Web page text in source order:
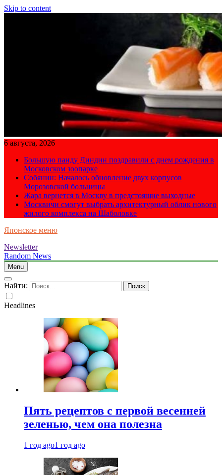
Skip to content
6 августа, 2026
Большую панду Диндин поздравили с днем рождения в
Московском зоопарке
Собянин: Началось обновление двух корпусов
Морозовской больницы
Жара вернется в Москву в предстоящие выходные
Москвичи смогут выбрать архитектурный облик нового
жилого комплекса на Шаболовке
Японское меню
Newsletter
Random News
Menu
Найти:
Headlines
Пять рецептов с первой весенней
зеленью, чем она полезна
1 год ago1 год ago